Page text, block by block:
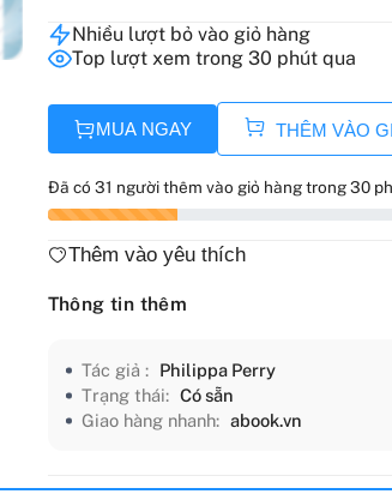
Nhiều lượt bỏ vào giỏ hàng
Top lượt xem trong 30 phút qua
MUA NGAY THÊM VÀO
Đã có 31 người thêm vào giỏ hàng trong 30
Thêm vào yêu thích
Thông tin thêm
Tác giả : Philippa Perry
Trạng thái: Có sẵn
Giao hàng nhanh: abook.vn